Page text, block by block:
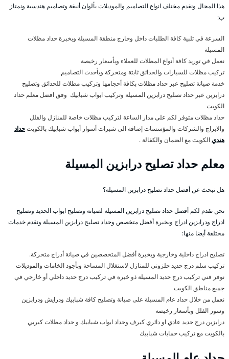
هذا المجال ونقدم مختلف انواع التصاميم والموديلات بألوان أنيقة وتصاميم هندسية ونمتاز
ب:
السرعة في تلبية كافة الطلبات داخل وخارج منطقة المسيلة وبخبرة حداد مظلات
المسيلة
نعمل في توريد كافة أنواع المظلات للعملاء وبأسعار رخيصة
تركيب مظلات للسيارات والحدائق ثابتة ومتحركة وبأحدث التصاميم
خدمة صيانة تصليح عبر حداد مظلات بكافة أحجامها وتركيب مظلات للحدائق وتصليح
درابزين عبر حداد تصليح درابزين المسيلة وتركيب ابواب شبابيك وفق افضل معلم حداد
الكويت
حداد مظلات متوفر لكم على مدار الساعة لتركيب مظلات خاصة للمنازل والفلل
والابراج والشركات والمؤسسات إضافة الى شبرات أسوار أبواب شبابيك بالكويتحداد
هنديالكويت مع الضمان والكفالة .
معلم حداد تصليح درابزين المسيلة
هل تبحث عن أفضل حداد تصليح درابزين المسيلة؟
نحن نقدم لكم أفضل حداد تصليح درابزين المسيلة لصيانة وتصليح ابواب الحديد وتصليح
ادراج ودرابزين ادراج وبخبرة أفضل متخصص وحداد تصليح درابزين المسيلة ونقدم خدمات
مختلفة أيضا منها:
تصليح ادراج داخلية وخارجية وبخبرة أفضل المتخصصين في صيانة أدراج متحركة.
تركيب سلم درج حديد حلزوني للمنازل لاستغلال المساحة وبأجود الخامات والموديلات
نوفر فني تركيب درج حديد المسيلة ذو خبرة في تركيب درج حديد داخلي أو خارجي في
جميع مناطق الكويت
نعمل من خلال حداد عام المسيلة على صيانة وتصليح كافة شبابيك ودرايش ودرابزين
وسور الفلل وبأسعار رخيصة
درابزين درج حديد عادي او دائري كيرف وحداد ابواب شبابيك و حداد مظلات كيربي
بالكويت مع تركيب حمايات شبابيك